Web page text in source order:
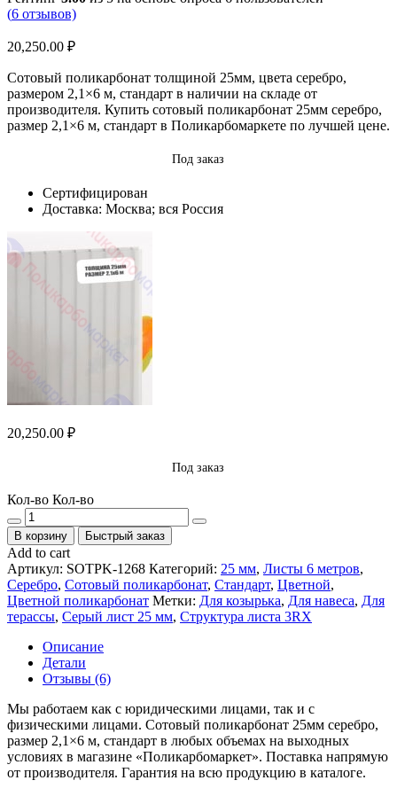
(6 отзывов)
20,250.00 ₽
Сотовый поликарбонат толщиной 25мм, цвета серебро,
размером 2,1×6 м, стандарт в наличии на складе от
производителя. Купить сотовый поликарбонат 25мм серебро,
размер 2,1×6 м, стандарт в Поликарбомаркете по лучшей цене.
Под заказ
Сертифицирован
Доставка: Москва; вся Россия
20,250.00 ₽
Под заказ
Кол-во Кол-во
В корзину Быстрый заказ
Add to cart
Артикул: SOTPK-1268 Категорий: 25 мм, Листы 6 метров,
Серебро, Сотовый поликарбонат, Стандарт, Цветной,
Цветной поликарбонат Метки: Для козырька, Для навеса, Для
терассы, Серый лист 25 мм, Структура листа 3RX
Описание
Детали
Отзывы (6)
Мы работаем как с юридическими лицами, так и с
физическими лицами. Сотовый поликарбонат 25мм серебро,
размер 2,1×6 м, стандарт в любых объемах на выходных
условиях в магазине «Поликарбомаркет». Поставка напрямую
от производителя. Гарантия на всю продукцию в каталоге.